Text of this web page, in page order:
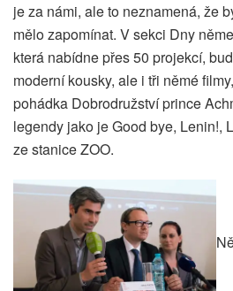
je za námi, ale to neznamená, že
mělo zapomínat. V sekci Dny
která nabídne přes 50 projekcí,
moderní kousky, ale i tři němé
pohádka Dobrodružství prince
legendy jako je Good bye, Lenin!,
ze stanice ZOO.